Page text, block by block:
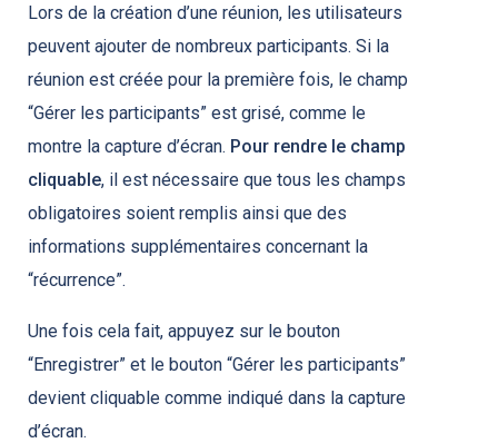
Lors de la création d’une réunion, les utilisateurs
peuvent ajouter de nombreux participants. Si la
réunion est créée pour la première fois, le champ
“Gérer les participants” est grisé, comme le
montre la capture d’écran. Pour rendre le champ
cliquable, il est nécessaire que tous les champs
obligatoires soient remplis ainsi que des
informations supplémentaires concernant la
“récurrence”.
Une fois cela fait, appuyez sur le bouton
“Enregistrer” et le bouton “Gérer les participants”
devient cliquable comme indiqué dans la capture
d’écran.